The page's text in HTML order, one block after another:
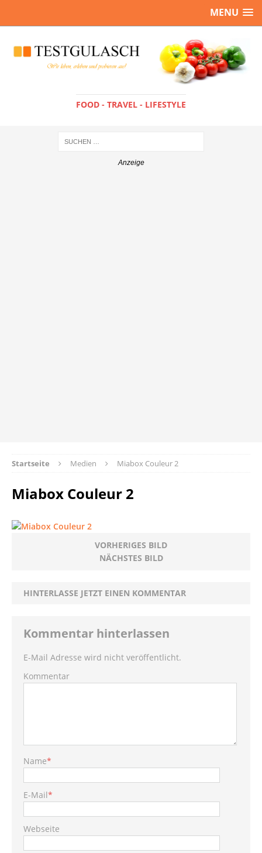
MENU
FOOD - TRAVEL - LIFESTYLE
Startseite Medien Miabox Couleur 2
Miabox Couleur 2
VORHERIGES BILD
NÄCHSTES BILD
HINTERLASSE JETZT EINEN KOMMENTAR
Kommentar hinterlassen
E-Mail Adresse wird nicht veröffentlicht.
Kommentar
Name*
E-Mail*
Webseite